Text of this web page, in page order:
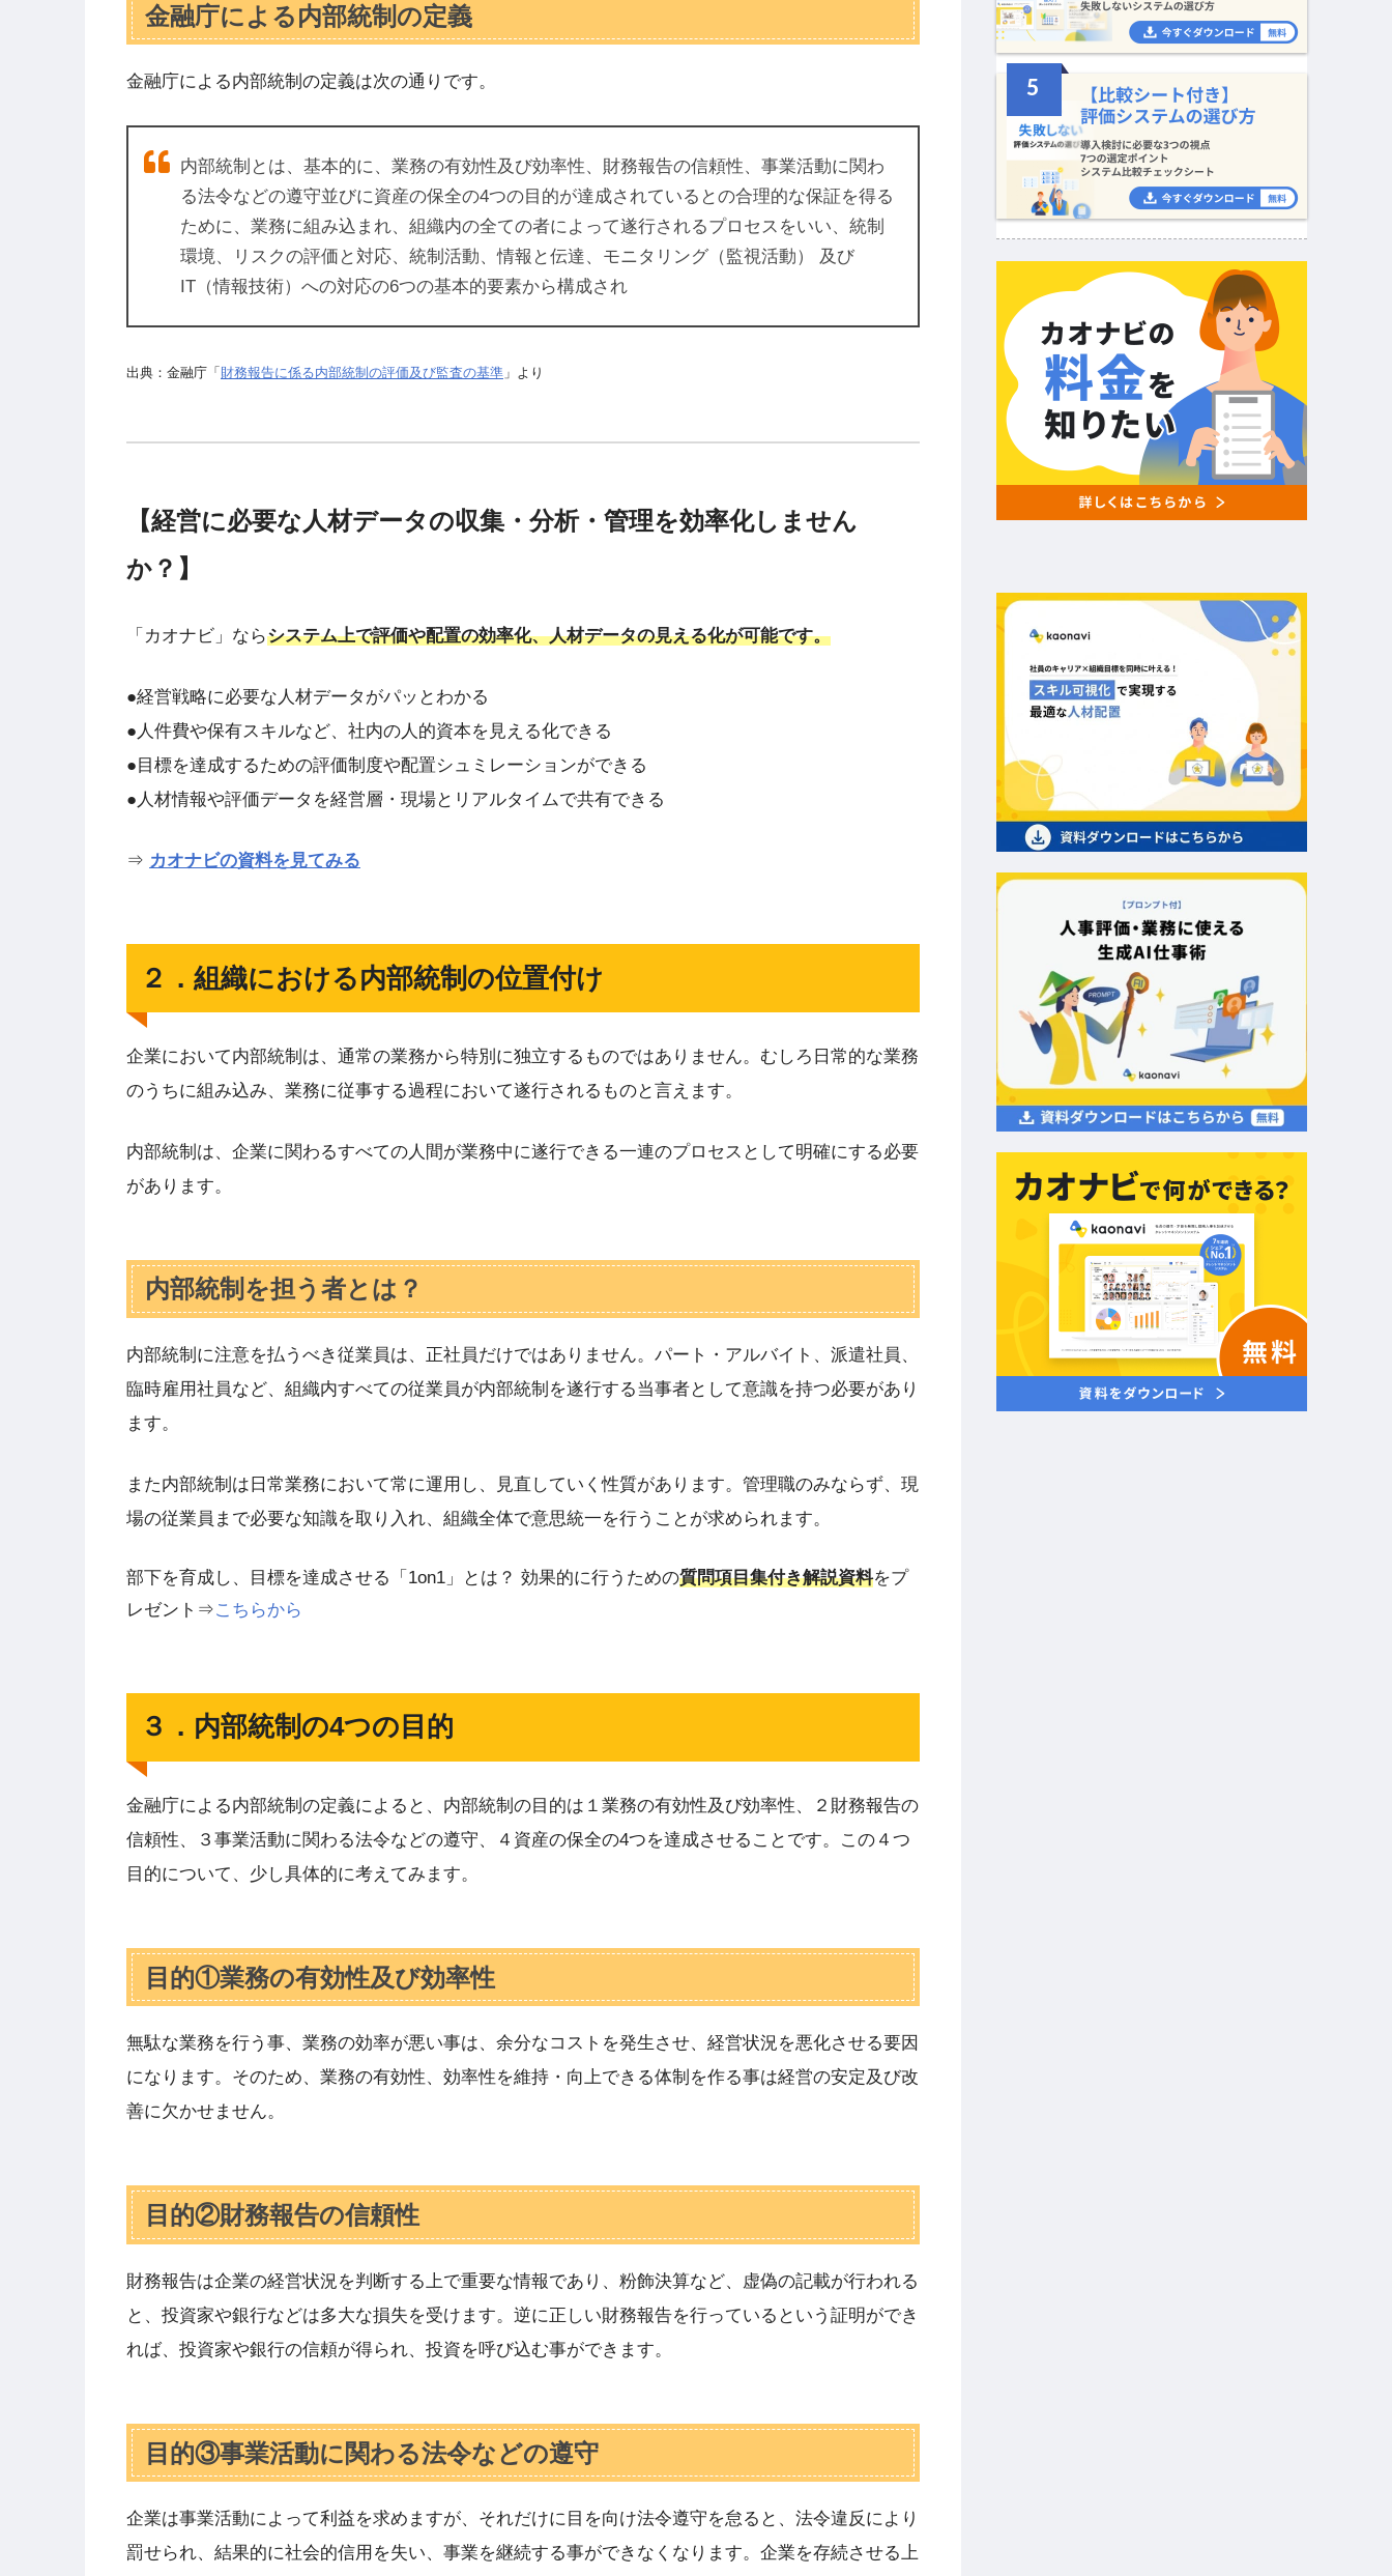
金融庁による内部統制の定義
金融庁による内部統制の定義は次の通りです。
内部統制とは、基本的に、業務の有効性及び効率性、財務報告の信頼性、事業活動に関わ
る法令などの遵守並びに資産の保全の4つの目的が達成されているとの合理的な保証を得る
ために、業務に組み込まれ、組織内の全ての者によって遂行されるプロセスをいい、統制
環境、リスクの評価と対応、統制活動、情報と伝達、モニタリング（監視活動） 及び
IT（情報技術）への対応の6つの基本的要素から構成され
出典：金融庁「 財務報告に係る内部統制の評価及び監査の基準 」より
【経営に必要な人材データの収集・分析・管理を効率化しません
か？】
「カオナビ」ならシステム上で評価や配置の効率化、人材データの見える化が可能です。
●経営戦略に必要な人材データがパッとわかる
●人件費や保有スキルなど、社内の人的資本を見える化できる
●目標を達成するための評価制度や配置シュミレーションができる
●人材情報や評価データを経営層・現場とリアルタイムで共有できる
⇒ カオナビの資料を見てみる
２．組織における内部統制の位置付け
企業において内部統制は、通常の業務から特別に独立するものではありません。むしろ日常的な業務
のうちに組み込み、業務に従事する過程において遂行されるものと言えます。
内部統制は、企業に関わるすべての人間が業務中に遂行できる一連のプロセスとして明確にする必要
があります。
内部統制を担う者とは？
内部統制に注意を払うべき従業員は、正社員だけではありません。パート・アルバイト、派遣社員、
臨時雇用社員など、組織内すべての従業員が内部統制を遂行する当事者として意識を持つ必要があり
ます。
また内部統制は日常業務において常に運用し、見直していく性質があります。管理職のみならず、現
場の従業員まで必要な知識を取り入れ、組織全体で意思統一を行うことが求められます。
部下を育成し、目標を達成させる「1on1」とは？ 効果的に行うための質問項目集付き解説資料をプ
レゼント⇒こちらから
３．内部統制の4つの目的
金融庁による内部統制の定義によると、内部統制の目的は１業務の有効性及び効率性、２財務報告の
信頼性、３事業活動に関わる法令などの遵守、４資産の保全の4つを達成させることです。この４つ
目的について、少し具体的に考えてみます。
目的①業務の有効性及び効率性
無駄な業務を行う事、業務の効率が悪い事は、余分なコストを発生させ、経営状況を悪化させる要因
になります。そのため、業務の有効性、効率性を維持・向上できる体制を作る事は経営の安定及び改
善に欠かせません。
目的②財務報告の信頼性
財務報告は企業の経営状況を判断する上で重要な情報であり、粉飾決算など、虚偽の記載が行われる
と、投資家や銀行などは多大な損失を受けます。逆に正しい財務報告を行っているという証明ができ
れば、投資家や銀行の信頼が得られ、投資を呼び込む事ができます。
目的③事業活動に関わる法令などの遵守
企業は事業活動によって利益を求めますが、それだけに目を向け法令遵守を怠ると、法令違反により
罰せられ、結果的に社会的信用を失い、事業を継続する事ができなくなります。企業を存続させる上